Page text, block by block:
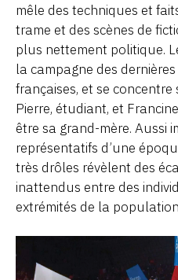
mêle des techniques et
trame et des scènes de
plus nettement politique.
la campagne des
françaises, et se
Pierre, étudiant, et
être sa grand-mère. Aussi
représentatifs d’une
très drôles révèlent des
inattendus entre des
extrémités de la